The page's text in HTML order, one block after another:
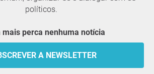
políticos.
mais perca nenhuma notícia
A NEWSLETTER